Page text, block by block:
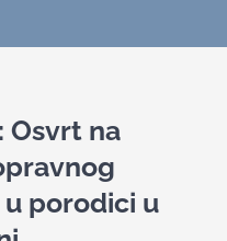
Osvrt na
porodici u